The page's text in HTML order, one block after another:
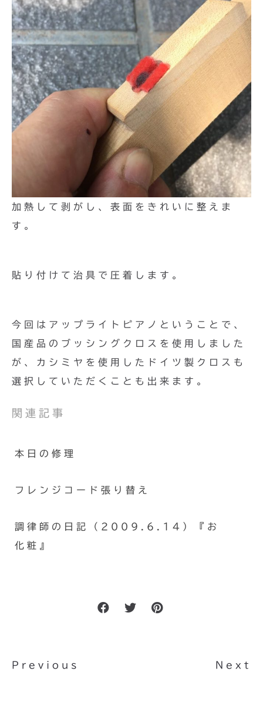
加熱して剥がし、表面をきれいに整えま
す。
貼り付けて治具で圧着します。
今回はアップライトピアノということで、
国産品のブッシングクロスを使用しました
が、カシミヤを使用したドイツ製クロスも
選択していただくことも出来ます。
関連記事
本日の修理
フレンジコード張り替え
調律師の日記（2009.6.14）『お
化粧』
Previous Next